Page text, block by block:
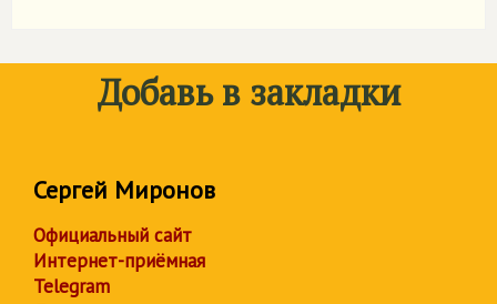
Добавь в закладки
Сергей Миронов
Официальный сайт
Интернет-приёмная
Telegram